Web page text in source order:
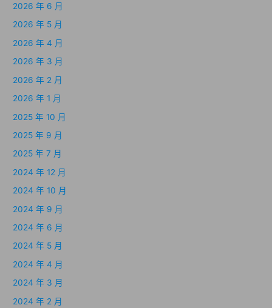
2026 年 6 月
2026 年 5 月
2026 年 4 月
2026 年 3 月
2026 年 2 月
2026 年 1 月
2025 年 10 月
2025 年 9 月
2025 年 7 月
2024 年 12 月
2024 年 10 月
2024 年 9 月
2024 年 6 月
2024 年 5 月
2024 年 4 月
2024 年 3 月
2024 年 2 月